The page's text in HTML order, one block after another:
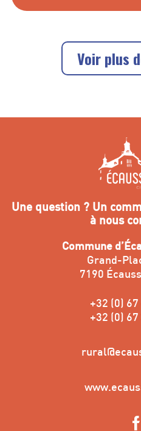
Voir plus
Une question ? Un
à nous
Commune
Grand-
7190
+32 (0) 67
+32 (0) 67